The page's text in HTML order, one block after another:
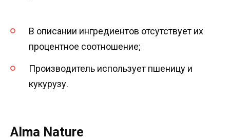
В описании ингредиентов отсутствует их
процентное соотношение;
Производитель использует пшеницу и
кукурузу.
Alma Nature